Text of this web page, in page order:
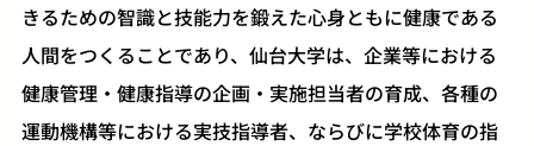
きるための智識と技能力を鍛えた心身ともに健康である
人間をつくることであり、仙台大学は、企業等における
健康管理・健康指導の企画・実施担当者の育成、各種の
運動機構等における実技指導者、ならびに学校体育の指